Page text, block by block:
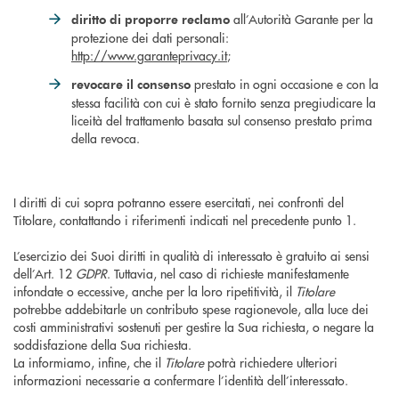
diritto di proporre reclamo all’Autorità Garante per la
protezione dei dati personali:
http://www.garanteprivacy.it;
revocare il consenso prestato in ogni occasione e con la
stessa facilità con cui è stato fornito senza pregiudicare la
liceità del trattamento basata sul consenso prestato prima
della revoca.
I diritti di cui sopra potranno essere esercitati, nei confronti del
Titolare, contattando i riferimenti indicati nel precedente punto 1.
L’esercizio dei Suoi diritti in qualità di interessato è gratuito ai sensi
dell’Art. 12 GDPR. Tuttavia, nel caso di richieste manifestamente
infondate o eccessive, anche per la loro ripetitività, il Titolare
potrebbe addebitarle un contributo spese ragionevole, alla luce dei
costi amministrativi sostenuti per gestire la Sua richiesta, o negare la
soddisfazione della Sua richiesta.
La informiamo, infine, che il Titolarepotrà richiedere ulteriori
informazioni necessarie a confermare l’identità dell’interessato.